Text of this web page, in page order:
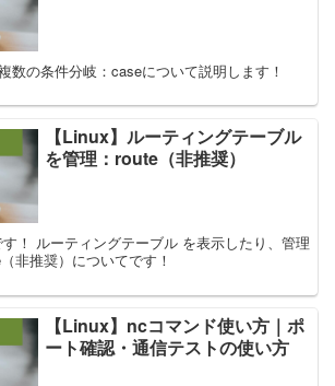
数の条件分岐：caseについて説明します！
【Linux】ルーティングテーブル
を管理：route（非推奨）
！ ルーティングテーブル を表示したり、管理
非推奨）についてです！
【Linux】ncコマンド使い方｜ポ
ート確認・通信テストの使い方